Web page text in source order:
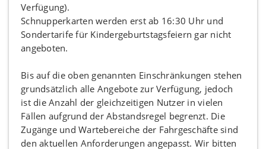
Verfügung).
Schnupperkarten werden erst ab 16:30 Uhr und
Sondertarife für Kindergeburtstagsfeiern gar nicht
angeboten.
Bis auf die oben genannten Einschränkungen stehen
grundsätzlich alle Angebote zur Verfügung, jedoch
ist die Anzahl der gleichzeitigen Nutzer in vielen
Fällen aufgrund der Abstandsregel begrenzt. Die
Zugänge und Wartebereiche der Fahrgeschäfte sind
den aktuellen Anforderungen angepasst. Wir bitten